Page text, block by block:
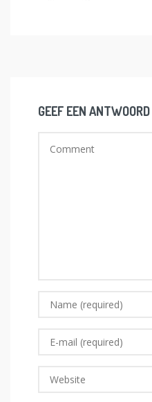
GEEF EEN ANTWOORD